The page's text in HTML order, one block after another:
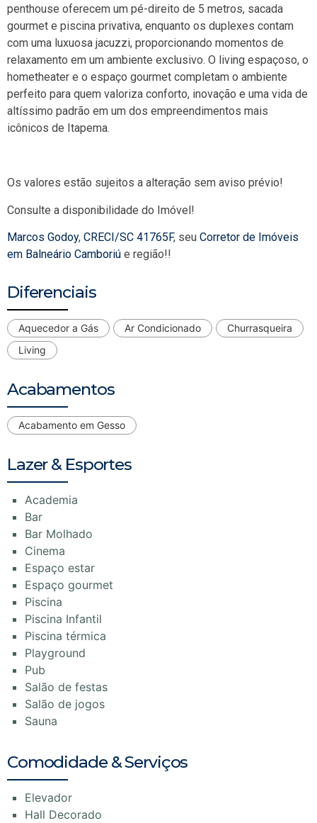
penthouse oferecem um pé-direito de 5 metros, sacada
gourmet e piscina privativa, enquanto os duplexes contam
com uma luxuosa jacuzzi, proporcionando momentos de
relaxamento em um ambiente exclusivo. O living espaçoso, o
hometheater e o espaço gourmet completam o ambiente
perfeito para quem valoriza conforto, inovação e uma vida de
altíssimo padrão em um dos empreendimentos mais
icônicos de Itapema.
Os valores estão sujeitos a alteração sem aviso prévio!
Consulte a disponibilidade do Imóvel!
Marcos Godoy, CRECI/SC 41765F, seu Corretor de Imóveis
em Balneário Camboriú e região!!
Diferenciais
Aquecedor a Gás Ar Condicionado
Churrasqueira
Living
Acabamentos
Acabamento em Gesso
Lazer & Esportes
Academia
Bar
Bar Molhado
Cinema
Espaço estar
Espaço gourmet
Piscina
Piscina Infantil
Piscina térmica
Playground
Pub
Salão de festas
Salão de jogos
Sauna
Comodidade & Serviços
Elevador
Hall Decorado